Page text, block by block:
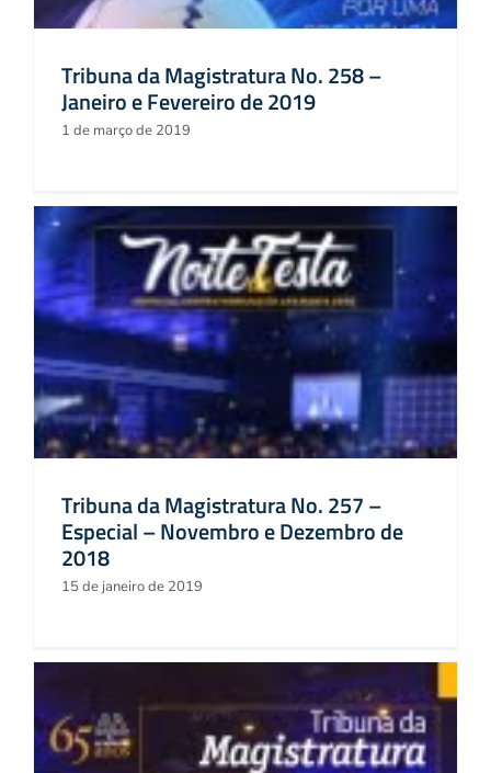
Tribuna da Magistratura No. 258 –
Janeiro e Fevereiro de 2019
1 de março de 2019
Tribuna da Magistratura No. 257 –
Especial – Novembro e Dezembro de
2018
15 de janeiro de 2019